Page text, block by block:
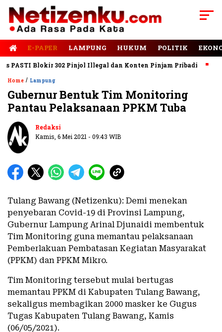
E-PAPER LAMPUNG HUKUM POLITIK
Blokir 302 Pinjol Illegal dan Konten Pinjam Pribadi
Home / Lampung
Gubernur Bentuk Tim Monitoring
Pantau Pelaksanaan PPKM Tuba
Redaksi
Kamis, 6 Mei 2021 - 09:43 WIB
Tulang Bawang (Netizenku): Demi menekan
penyebaran Covid-19 di Provinsi Lampung,
Gubernur Lampung Arinal Djunaidi membentuk
Tim Monitoring guna memantau pelaksanaan
Pemberlakuan Pembatasan Kegiatan Masyarakat
(PPKM) dan PPKM Mikro.
Tim Monitoring tersebut mulai bertugas
memantau PPKM di Kabupaten Tulang Bawang,
sekaligus membagikan 2000 masker ke Gugus
Tugas Kabupaten Tulang Bawang, Kamis
(06/05/2021).
Baca Juga Momen Presiden Prabowo
Naik Maung Garuda Sapa Pelajar
Bandar Lampung